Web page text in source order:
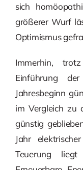
sich
größerer Wurf
Optimismus
Immerhin,
Einführung
Jahresbeginn
im Vergleich zu
günstig
Jahr
Teuerung